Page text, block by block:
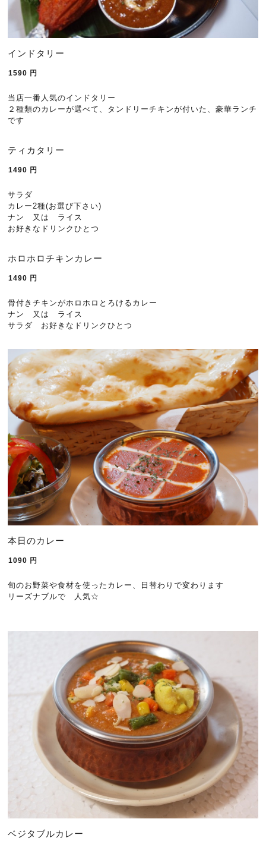
インドタリー
1590 円
当店一番人気のインドタリー
２種類のカレーが選べて、タンドリーチキンが付いた、豪華ランチ
です
ティカタリー
1490 円
サラダ
カレー2種(お選び下さい)
ナン 又は ライス
お好きなドリンクひとつ
ホロホロチキンカレー
1490 円
骨付きチキンがホロホロとろけるカレー
ナン 又は ライス
サラダ お好きなドリンクひとつ
本日のカレー
1090 円
旬のお野菜や食材を使ったカレー、日替わりで変わります
リーズナブルで 人気☆
ベジタブルカレー